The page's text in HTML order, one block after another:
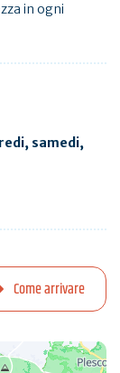
in ogni
samedi,
Come arrivare